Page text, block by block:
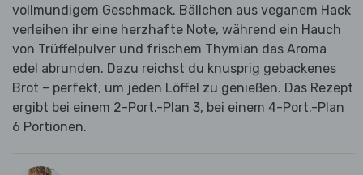
vollmundigem Geschmack. Bällchen aus veganem Hack
verleihen ihr eine herzhafte Note, während ein Hauch
von Trüffelpulver und frischem Thymian das Aroma
edel abrunden. Dazu reichst du knusprig gebackenes
Brot – perfekt, um jeden Löffel zu genießen. Das Rezept
ergibt bei einem 2-Port.-Plan 3, bei einem 4-Port.-Plan
6 Portionen.